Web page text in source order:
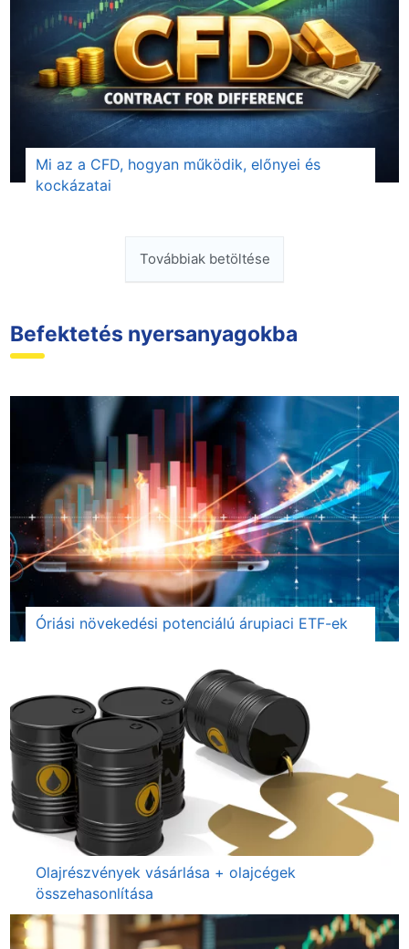
Mi az a CFD, hogyan működik, előnyei és
kockázatai
Továbbiak betöltése
Befektetés nyersanyagokba
Óriási növekedési potenciálú árupiaci ETF-ek
Olajrészvények vásárlása + olajcégek
összehasonlítása